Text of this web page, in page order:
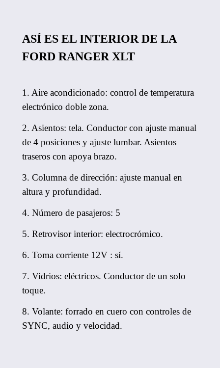
ASÍ ES EL INTERIOR DE LA
FORD RANGER XLT
1. Aire acondicionado: control de temperatura
electrónico doble zona.
2. Asientos: tela. Conductor con ajuste manual
de 4 posiciones y ajuste lumbar. Asientos
traseros con apoya brazo.
3. Columna de dirección: ajuste manual en
altura y profundidad.
4. Número de pasajeros: 5
5. Retrovisor interior: electrocrómico.
6. Toma corriente 12V : sí.
7. Vidrios: eléctricos. Conductor de un solo
toque.
8. Volante: forrado en cuero con controles de
SYNC, audio y velocidad.